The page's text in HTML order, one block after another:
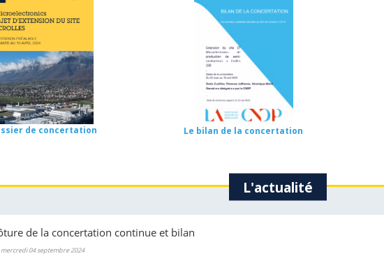
de concertation Le bilan de la concertation
L'actualité